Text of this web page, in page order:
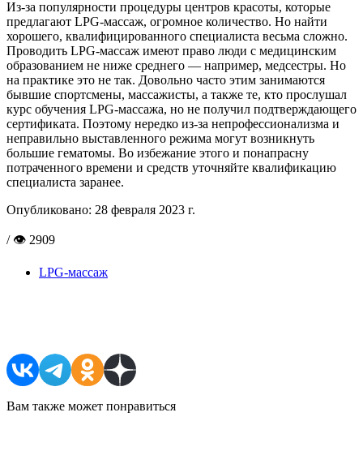
Из-за популярности процедуры центров красоты, которые
пред­лагают LPG-массаж, огромное количество. Но найти
хорошего, квалифицированного специалиста весьма сложно.
Проводить LPG-массаж имеют право люди с медицинским
образованием не ниже среднего — например, медсестры. Но
на практике это не так. Довольно часто этим занимаются
бывшие спортсмены, массажисты, а также те, кто прослушал
курс обучения LPG-массажа, но не получил подтверждающего
сертификата. Поэтому нередко из-за непрофессионализма и
неправильно выставленного режима могут возникнуть
большие гематомы. Во избежание этого и понапрасну
потраченного времени и средств уточняйте квалификацию
специалиста заранее.
Опубликовано: 28 февраля 2023 г.
/ 👁 2909
LPG-массаж
Вам также может понравиться